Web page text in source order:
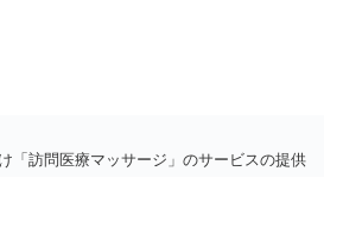
「訪問医療マッサージ」のサービスの提供